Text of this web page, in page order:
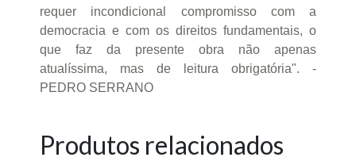
requer incondicional compromisso com a
democracia e com os direitos fundamentais, o
que faz da presente obra não apenas
atualíssima, mas de leitura obrigatória". -
PEDRO SERRANO
Produtos relacionados